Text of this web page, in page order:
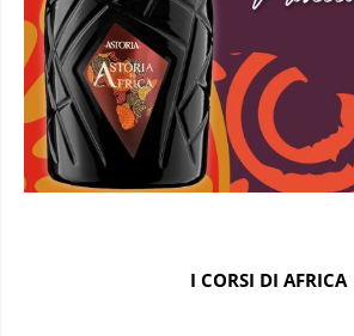
I CORSI DI AFRICA